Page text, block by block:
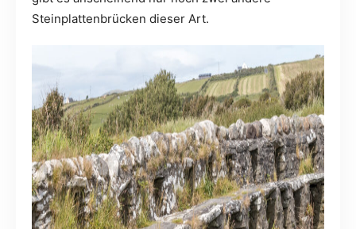
Steinplattenbrücken dieser Art.